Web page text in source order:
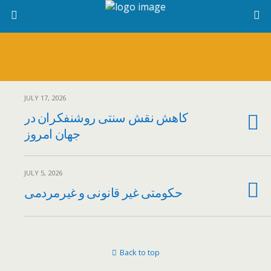
JULY 17, 2026
کاهش نقش سنتی روشنفکران در
جهان امروز
JULY 5, 2026
حکومتی غیر قانونی و غیر‌مردمی
Back to top